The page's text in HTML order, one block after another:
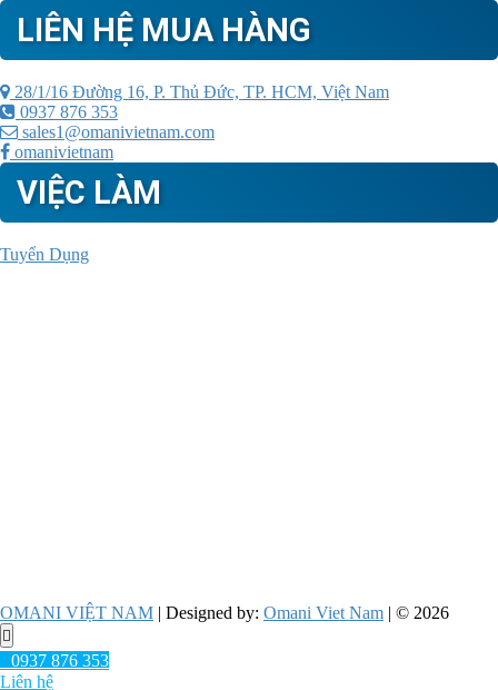
LIÊN HỆ MUA HÀNG
28/1/16 Đường 16, P. Thủ Đức, TP. HCM, Việt Nam
0937 876 353
sales1@omanivietnam.com
omanivietnam
VIỆC LÀM
Tuyển Dụng
OMANI VIỆT NAM | Designed by: Omani Viet Nam | © 2026
Go
to
top0937 876 353
Liên hệ